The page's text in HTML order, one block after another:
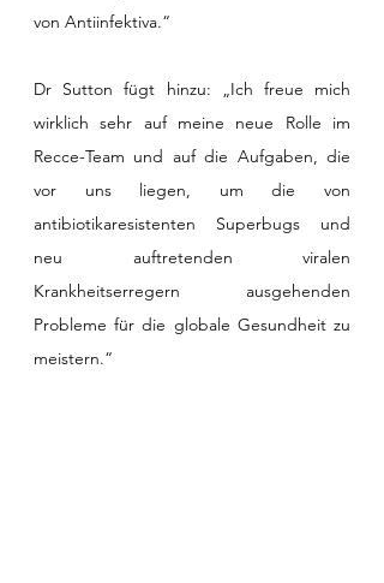
von Antiinfektiva.“
Dr Sutton fügt hinzu: „Ich freue mich
wirklich sehr auf meine neue Rolle im
Recce-Team und auf die Aufgaben, die
vor uns liegen, um die von
antibiotikaresistenten Superbugs und
neu auftretenden viralen
Krankheitserregern ausgehenden
Probleme für die globale Gesundheit zu
meistern.“